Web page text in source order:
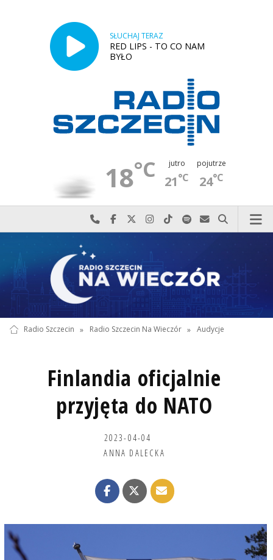
SŁUCHAJ TERAZ
RED LIPS - TO CO NAM
BYŁO
18°C jutro
21°C
pojutrze
24°C
Najlepiej po prostu do nas zadzwoń
Odwiedź nas na Facebook-u
Odwiedź nas na X
Odwiedź nas na Instagram-ie
Odwiedź nas na TikTok-u
Szukaj nas na Spotify
Wyślij do nas
Szukaj
Radio Szczecin » Radio Szczecin Na Wieczór » Audycje
Finlandia oficjalnie
przyjęta do NATO
2023-04-04
ANNA DALECKA